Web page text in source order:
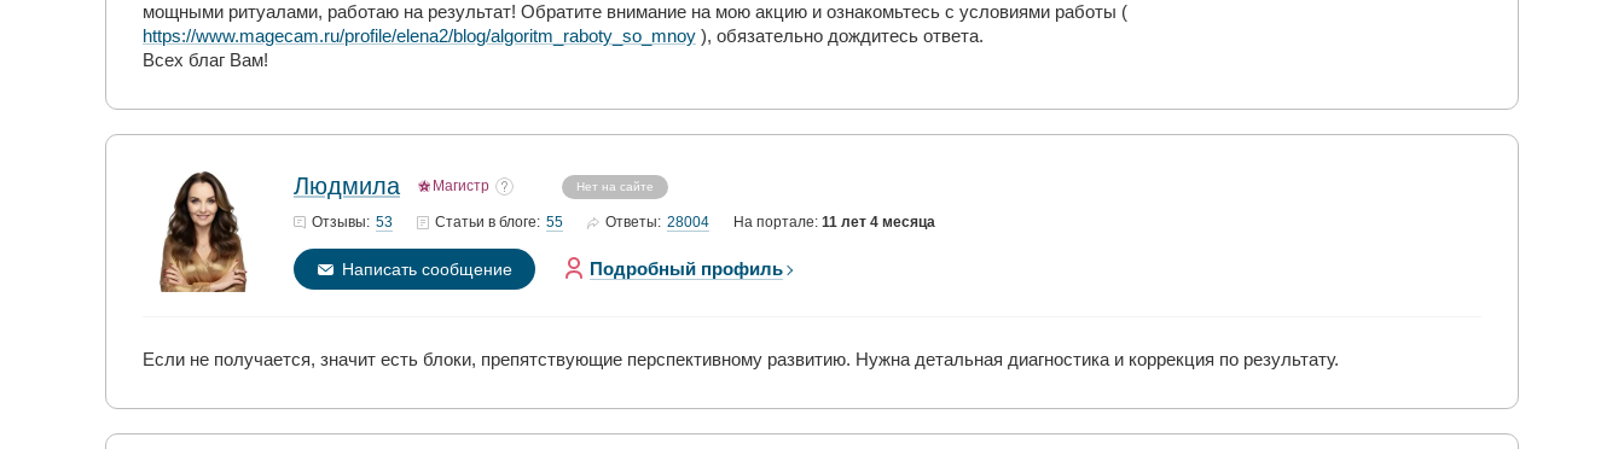
мощными ритуалами, работаю на результат! Обратите внимание на мою акцию и ознакомьтесь с условиями работы (
https://www.magecam.ru/profile/elena2/blog/algoritm_raboty_so_mnoy ), обязательно дождитесь ответа.
Всех благ Вам!
Людмила Магистр Нет на сайте
Отзывы: 53 Статьи в блоге: 55 Ответы: 28004 На портале: 11 лет 4 месяца
Написать сообщение Подробный профиль
Если не получается, значит есть блоки, препятствующие перспективному развитию. Нужна детальная диагностика и коррекция по результату.